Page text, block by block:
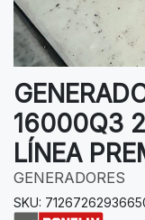
16000Q3
LÍNEA
GENERADORES
SKU: